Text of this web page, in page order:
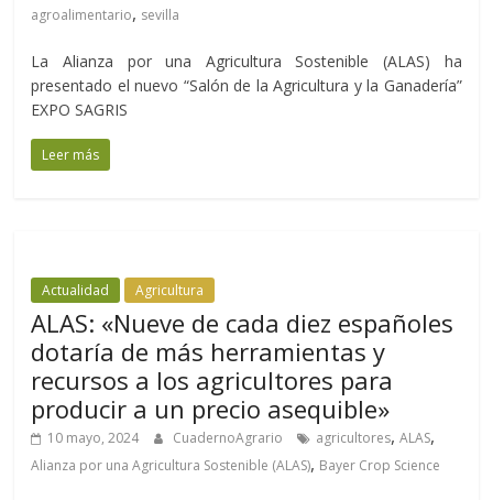
agroalimentario, sevilla
La Alianza por una Agricultura Sostenible (ALAS) ha
presentado el nuevo “Salón de la Agricultura y la Ganadería”
EXPO SAGRIS
Leer más
Actualidad Agricultura
ALAS: «Nueve de cada diez españoles
dotaría de más herramientas y
recursos a los agricultores para
producir a un precio asequible»
10 mayo, 2024 CuadernoAgrario agricultores,ALAS,
Alianza por una Agricultura Sostenible (ALAS), Bayer Crop Science